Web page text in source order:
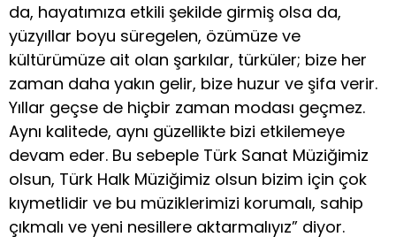
da, hayatımıza etkili şekilde girmiş olsa da,
yüzyıllar boyu süregelen, özümüze ve
kültürümüze ait olan şarkılar, türküler; bize her
zaman daha yakın gelir, bize huzur ve şifa verir.
Yıllar geçse de hiçbir zaman modası geçmez.
Aynı kalitede, aynı güzellikte bizi etkilemeye
devam eder. Bu sebeple Türk Sanat Müziğimiz
olsun, Türk Halk Müziğimiz olsun bizim için çok
kıymetlidir ve bu müziklerimizi korumalı, sahip
çıkmalı ve yeni nesillere aktarmalıyız” diyor.